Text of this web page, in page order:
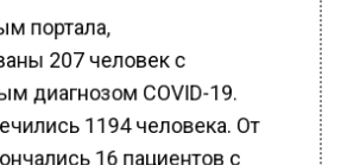
портала,
207 человек с
диагнозом COVID-19.
1194 человека. От
16 пациентов с